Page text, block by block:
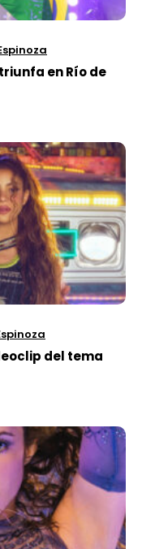
en Río de
del tema